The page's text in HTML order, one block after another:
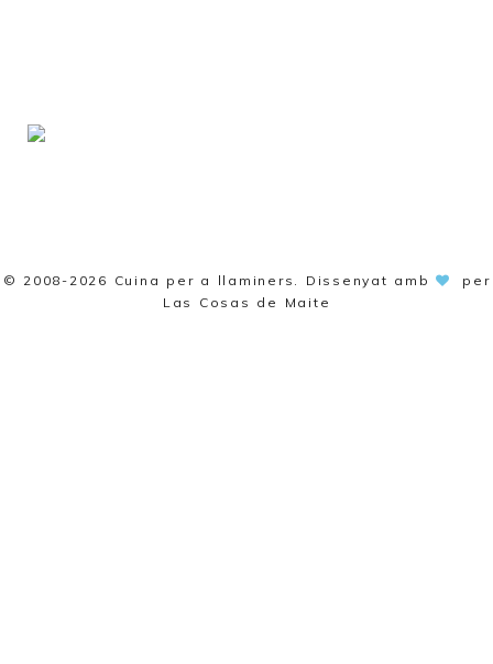
© 2008-2026 Cuina per a llaminers . Dissenyat amb
per
Las Cosas de Maite